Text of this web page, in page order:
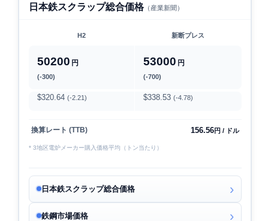
日本鉄スクラップ総合価格（産業新聞）
H2 新断プレス
50200 円
(-300)
53000 円
(-700)
$320.64 (-2.21) $338.53 (-4.78)
換算レート (TTB) 156.56円 / ドル
* 3地区電炉メーカー購入価格平均（トン当たり）
日本鉄スクラップ総合価格
鉄鋼市場価格